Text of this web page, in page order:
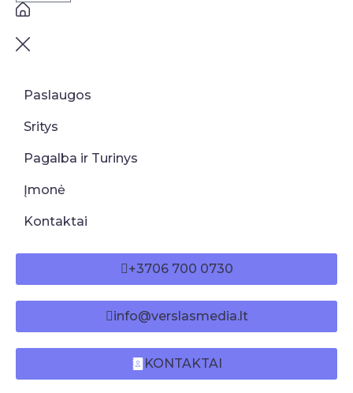
Paslaugos
Sritys
Pagalba ir Turinys
Įmonė
Kontaktai
+3706 700 0730
info@verslasmedia.lt
KONTAKTAI